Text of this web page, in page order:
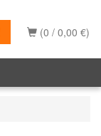
(0 / 0,00 €)